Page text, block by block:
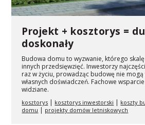
Projekt + kosztorys =
doskonały
Budowa domu to wyzwanie, którego
innych przedsięwzięć. Inwestorzy
raz w życiu, prowadząc budowę nie
własnych doświadczeń. Fachowe
widziane.
kosztorys | kosztorys inwestorski | koszty
domu | projekty domów letniskowych